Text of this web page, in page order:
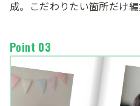
成。​こだわりたい​箇所だけ
Point 03